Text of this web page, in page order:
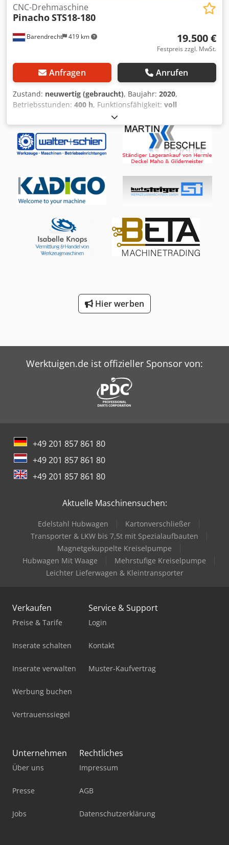
Barendrecht 419 km
CNC-Drehmaschine
PinachoSTS18-180
19.500 €
Festpreis zzgl. MwSt.
Anfragen Anrufen
Zustand: neuwertig (gebraucht), Baujahr: 2020,
Betriebsstunden: 400 h, Funktionsfähigkeit: voll
, Neuwertige Pinacho STS18-180
Drehmaschine aus Betriebsschließung mit Fagor-
Steuerung und Revolver Baujahr 2020 Drehstunden 400
Drehdurchmesser über Bett 360 mm Drehdurchmesser
über Schlitten 190 mm Dedpfxowdhn Ro Aavswa
Spindeldurchlass 42 mm Gewicht 2500 kg Ausgestattet mit
3-Backenfutter, 8-fach Revolver, Fagor-Steuerung Preis
zzgl. MwSt., verladen auf LKW
Hier werben
Werktuigen.de ist offizieller Sponsor von:
+49 201 857 861 80
+49 201 857 861 80
+49 201 857 861 80
Aktuelle Maschinensuchen:
Edelstahl Hubwagen
Kartonverschließer
Transporter & LKW bis 7,5t mit Spezialaufbauten
Magnetgekuppelte Kreiselpumpe
Hubwagen Mit Waage
Mehrstufige Kreiselpumpe
Leichter Lieferwagen & Kleintransporter
Verkaufen
Preise & Tarife
Inserate schalten
Inserate verwalten
Werbung buchen
Vertrauenssiegel
Service & Support
Login
Kontakt
Muster-Kaufvertrag
Unternehmen
Über uns
Presse
Jobs
Rechtliches
Impressum
AGB
Datenschutzerklärung